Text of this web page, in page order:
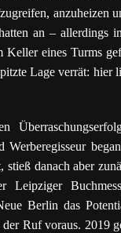
anzuheizen
an – allerdings
eines Turms
Lage verrät:
Werberegisseur
danach aber
Leipziger
Berlin das
Ruf voraus. 2019